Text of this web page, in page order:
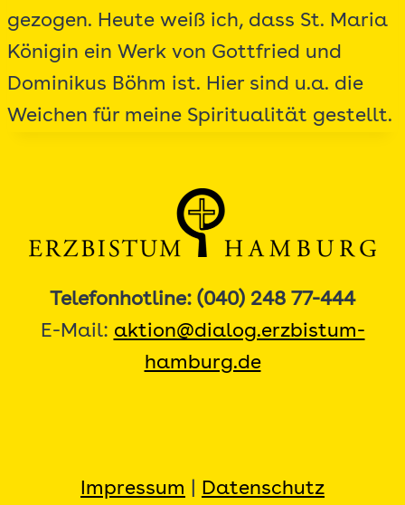
gezogen. Heute weiß ich, dass St. Maria
Königin ein Werk von Gottfried und
Dominikus Böhm ist. Hier sind u.a. die
Weichen für meine Spiritualität gestellt.
Telefonhotline: (040) 248 77-444
E-Mail: aktion@dialog.erzbistum-
hamburg.de
Impressum Datenschutz